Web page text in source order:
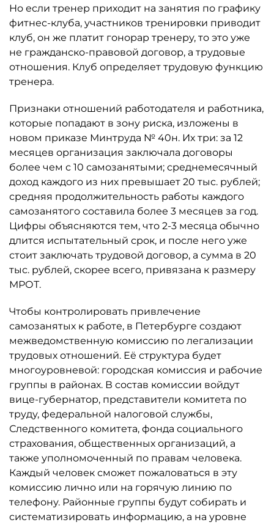
Но если тренер приходит на занятия по графику
фитнес-клуба, участников тренировки приводит
клуб, он же платит гонорар тренеру, то это уже
не гражданско-правовой договор, а трудовые
отношения. Клуб определяет трудовую функцию
тренера.
Признаки отношений работодателя и работника,
которые попадают в зону риска, изложены в
новом приказе Минтруда № 40н. Их три: за 12
месяцев организация заключала договоры
более чем с 10 самозанятыми; среднемесячный
доход каждого из них превышает 20 тыс. рублей;
средняя продолжительность работы каждого
самозанятого составила более 3 месяцев за год.
Цифры объясняются тем, что 2-3 месяца обычно
длится испытательный срок, и после него уже
стоит заключать трудовой договор, а сумма в 20
тыс. рублей, скорее всего, привязана к размеру
МРОТ.
Чтобы контролировать привлечение
самозанятых к работе, в Петербурге создают
межведомственную комиссию по легализации
трудовых отношений. Её структура будет
многоуровневой: городская комиссия и рабочие
группы в районах. В состав комиссии войдут
вице-губернатор, представители комитета по
труду, федеральной налоговой службы,
Следственного комитета, фонда социального
страхования, общественных организаций, а
также уполномоченный по правам человека.
Каждый человек сможет пожаловаться в эту
комиссию лично или на горячую линию по
телефону. Районные группы будут собирать и
систематизировать информацию, а на уровне